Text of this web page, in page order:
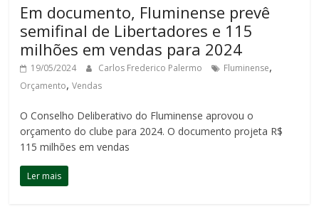
Em documento, Fluminense prevê
semifinal de Libertadores e 115
milhões em vendas para 2024
19/05/2024 Carlos Frederico Palermo Fluminense,
Orçamento,Vendas
O Conselho Deliberativo do Fluminense aprovou o
orçamento do clube para 2024. O documento projeta R$
115 milhões em vendas
Ler mais